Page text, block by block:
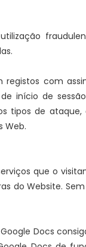
registos com
início de
tipos de ataque,
Web.
que o
do Website.
Docs